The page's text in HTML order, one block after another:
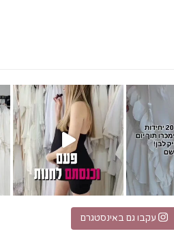
אירית בוט
עקבו גם באינסטגרם